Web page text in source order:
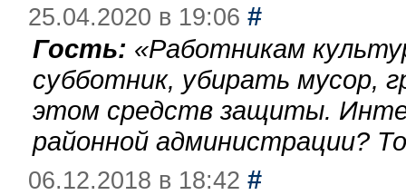
25.04.2020 в 19:06 #
Гость: «Работникам
субботник, убирать мусор,
этом средств защиты.
районной администрации?
06.12.2018 в 18:42 #